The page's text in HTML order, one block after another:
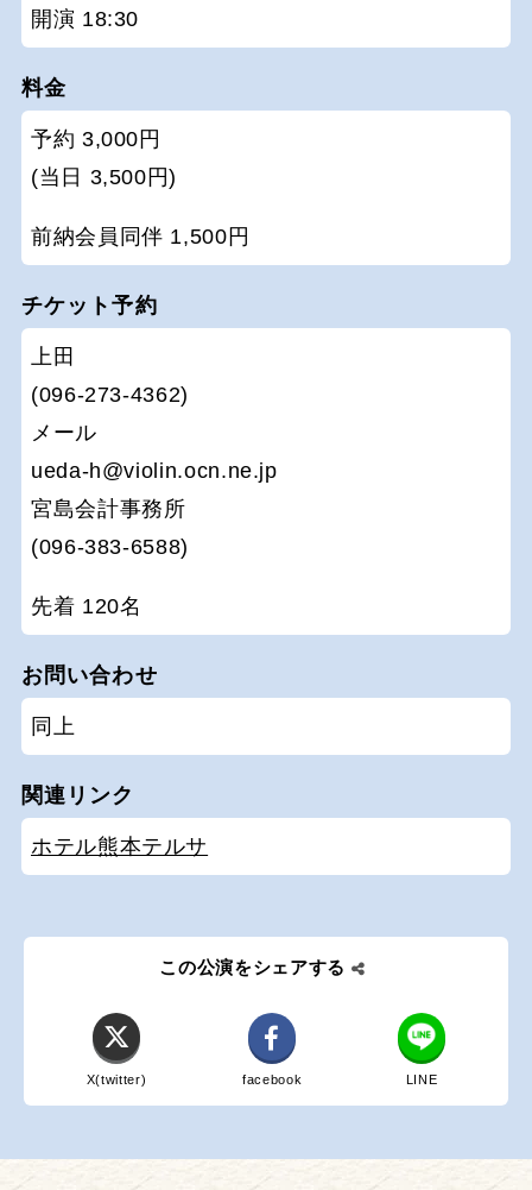
開演 18:30
料金
予約 3,000円
(当日 3,500円)
前納会員同伴 1,500円
チケット予約
上田
(096-273-4362)
メール
ueda-h@violin.ocn.ne.jp
宮島会計事務所
(096-383-6588)
先着 120名
お問い合わせ
同上
関連リンク
ホテル熊本テルサ
この公演をシェアする
X(twitter) facebook LINE